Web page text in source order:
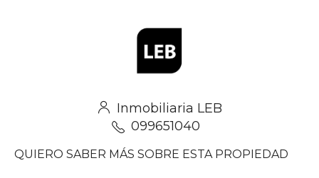
Inmobiliaria LEB
099651040
QUIERO SABER MÁS SOBRE ESTA PROPIEDAD